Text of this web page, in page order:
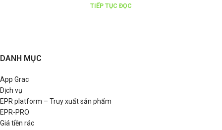
TIẾP TỤC ĐỌC
DANH MỤC
App Grac
Dịch vụ
EPR platform – Truy xuất sản phẩm
EPR-PRO
Giá tiền rác